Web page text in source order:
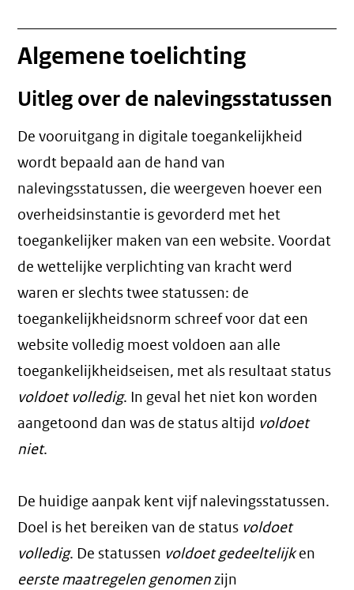
Algemene toelichting
Uitleg over de nalevingsstatussen
De vooruitgang in digitale toegankelijkheid
wordt bepaald aan de hand van
nalevingsstatussen, die weergeven hoever een
overheidsinstantie is gevorderd met het
toegankelijker maken van een website. Voordat
de wettelijke verplichting van kracht werd
waren er slechts twee statussen: de
toegankelijkheidsnorm schreef voor dat een
website volledig moest voldoen aan alle
toegankelijkheidseisen, met als resultaat status
voldoet volledig. In geval het niet kon worden
aangetoond dan was de status altijd voldoet
niet.
De huidige aanpak kent vijf nalevingsstatussen.
Doel is het bereiken van de status voldoet
volledig. De statussen voldoet gedeeltelijken
eerste maatregelen genomenzijn